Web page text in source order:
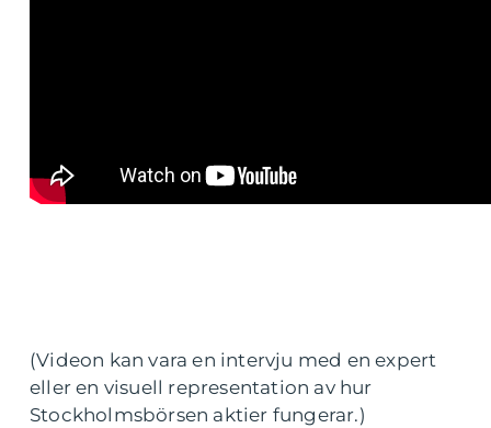
(Videon kan vara en intervju med en expert
eller en visuell representation av hur
Stockholmsbörsen aktier fungerar.)